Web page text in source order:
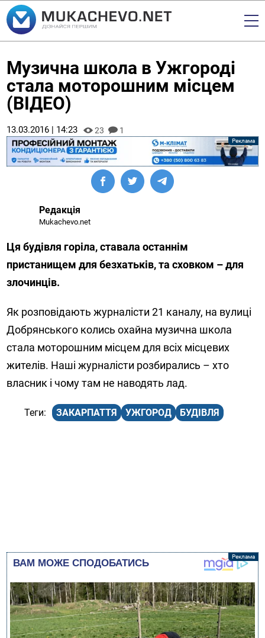
Музична школа в Ужгороді
стала моторошним місцем
(ВІДЕО)
13.03.2016 | 14:23 23 1
Редакція
Mukachevo.net
Ця будівля горіла, ставала останнім
пристанищем для безхатьків, та сховком – для
злочинців.
Як розповідають журналісти 21 каналу, на вулиці
Добрянського колись охайна музична школа
стала моторошним місцем для всіх місцевих
жителів. Наші журналісти розбирались – хто
власник і чому там не наводять лад.
ЗАКАРПАТТЯ УЖГОРОД БУДІВЛЯ